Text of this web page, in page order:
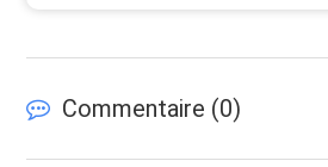
Commentaire (0)